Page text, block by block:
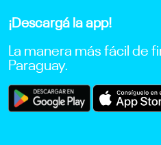
¡Descargá la app!
La manera más fácil de
Paraguay.